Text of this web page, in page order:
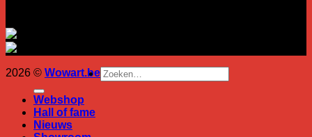
2026 © Wowart.beZoeken
naar:
Webshop
Hall of fame
Nieuws